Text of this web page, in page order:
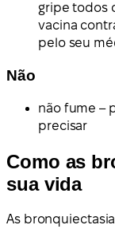
gripe todos
vacina
pelo seu
Não
não fume –
precisar
Como as
sua vida
As